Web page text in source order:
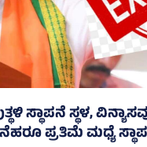
ಸ್ಥಾಪನೆ ಸ್ಥಳ,
ಪ್ರತಿಮೆ ಮಧ್ಯೆ